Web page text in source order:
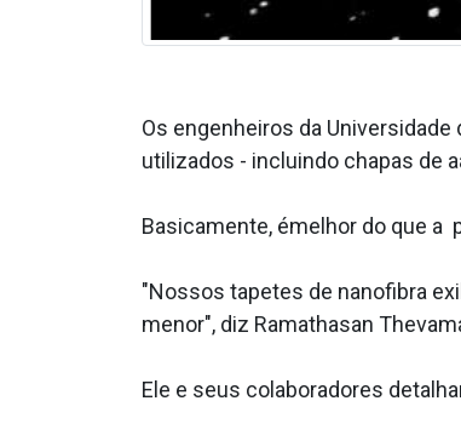
Os engenheiros da
utilizados - incluindo chapas de
Basicamente, émelhor do que a
"Nossos tapetes de nanofibra
menor", diz Ramathasan
Ele e seus colaboradores